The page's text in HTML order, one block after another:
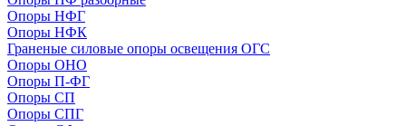
Опоры НФГ
Опоры НФК
Граненые силовые опоры освещения ОГС
Опоры ОНО
Опоры П-ФГ
Опоры СП
Опоры СПГ